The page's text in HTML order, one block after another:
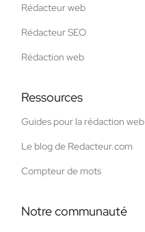
Rédacteur web
Rédacteur SEO
Rédaction web
Ressources
Guides pour la rédaction web
Le blog de Redacteur.com
Compteur de mots
Notre communauté